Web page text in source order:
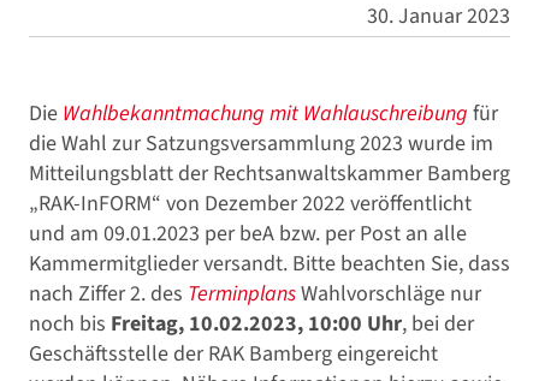
30. Januar 2023
Die Wahlbekanntmachung mit Wahlauschreibung für
die Wahl zur Satzungsversammlung 2023 wurde im
Mitteilungsblatt der Rechtsanwaltskammer Bamberg
„RAK-InFORM“ von Dezember 2022 veröffentlicht
und am 09.01.2023 per beA bzw. per Post an alle
Kammermitglieder versandt. Bitte beachten Sie, dass
nach Ziffer 2. des TerminplansWahlvorschläge nur
noch bis Freitag, 10.02.2023, 10:00 Uhr, bei der
Geschäftsstelle der RAK Bamberg eingereicht